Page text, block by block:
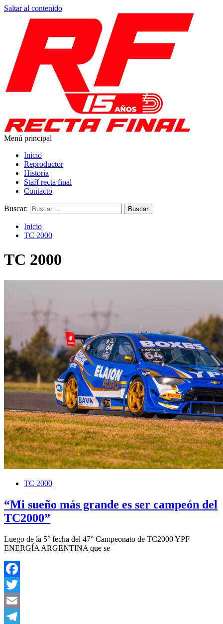
Saltar al contenido
Menú principal
Inicio
Reproductor
Historia
Staff recta final
Contacto
Buscar:
Inicio
TC 2000
TC 2000
TC 2000
“Mi sueño más grande es ser campeón del
TC2000”
Luego de la 5° fecha del 47° Campeonato de TC2000 YPF
ENERGÍA ARGENTINA que se
Facebook
Twitter
Email